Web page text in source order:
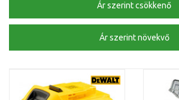
Ár szerint csökkenő
Ár szerint növekvő